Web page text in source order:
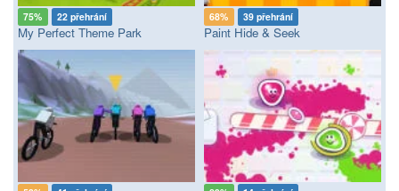
75% 22 přehrání
My Perfect Theme Park
68% 39 přehrání
Paint Hide & Seek